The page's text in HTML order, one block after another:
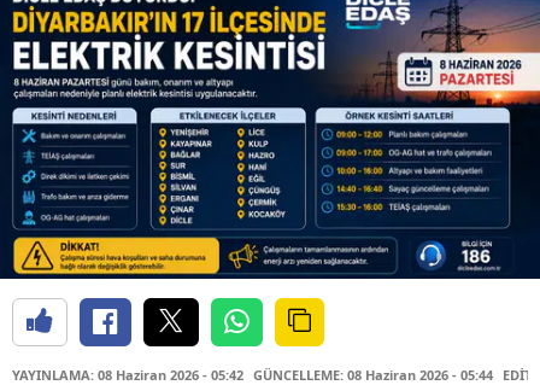
YAYINLAMA: 08 Haziran 2026 - 05:42 GÜNCELLEME: 08 Haziran 2026 - 05:44